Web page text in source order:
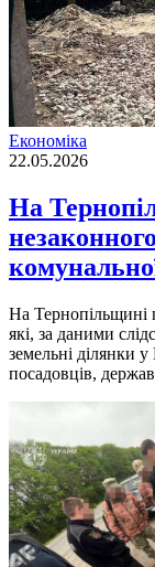
Економіка
22.05.2026
На
На Тернопільщині
які, за даними
земельні ділянки
посадовців,